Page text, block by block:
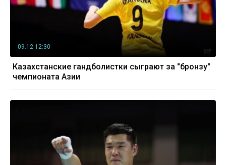
09.12 12:30
Казахстанские гандболистки сыграют за "бронзу"
чемпионата Азии